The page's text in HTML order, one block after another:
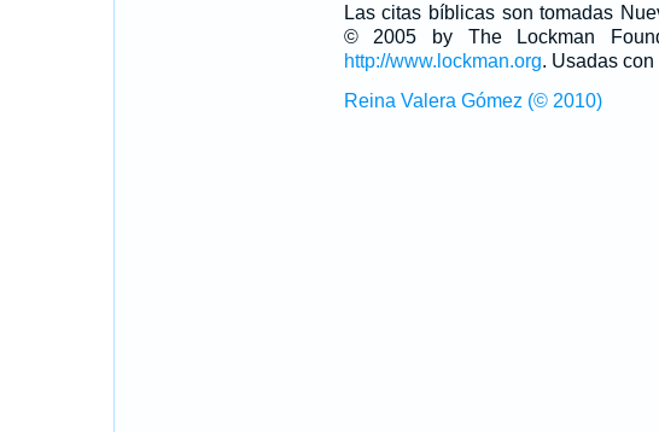
Las citas bíblicas son tomadas
© 2005 by The Lockman
http://www.lockman.org. Usadas con
Reina Valera Gómez (© 2010)